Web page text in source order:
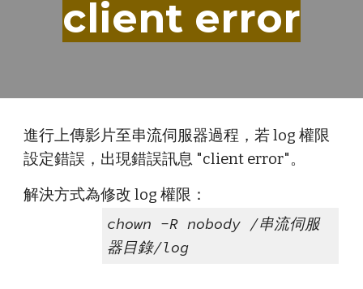
client error
進行上傳影片至串流伺服器過程，若 log 權限
設定錯誤，出現錯誤訊息 "client error"。
解決方式為修改 log 權限：
chown -R nobody /串流伺服
器目錄/log